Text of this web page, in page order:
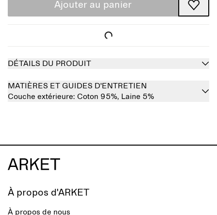
Ajouter au panier
DÉTAILS DU PRODUIT
MATIÈRES ET GUIDES D'ENTRETIEN
Couche extérieure: Coton 95%, Laine 5%
À propos d'ARKET
À propos de nous